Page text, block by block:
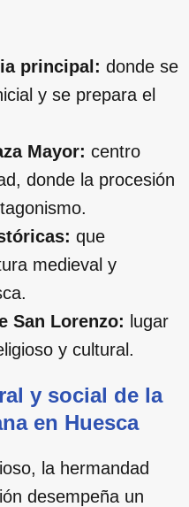
principal: donde se
y se prepara el
Mayor: centro
donde la procesión
que
medieval y
San Lorenzo: lugar
y cultural.
y social de la
en Huesca
la hermandad
desempeña un